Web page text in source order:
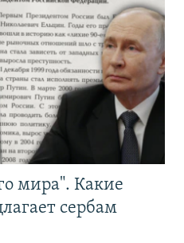
мира". Какие
сербам